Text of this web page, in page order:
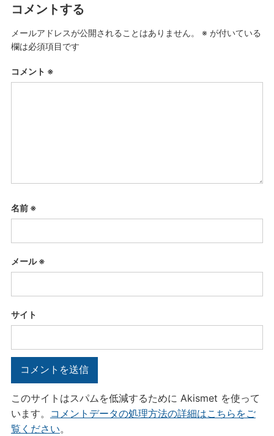
コメントする
メールアドレスが公開されることはありません。 ※ が付いている
欄は必須項目です
コメント ※
名前 ※
メール※
サイト
このサイトはスパムを低減するために Akismet を使って
います。
コメントデータの処理方法の詳細はこちらをご
覧ください。